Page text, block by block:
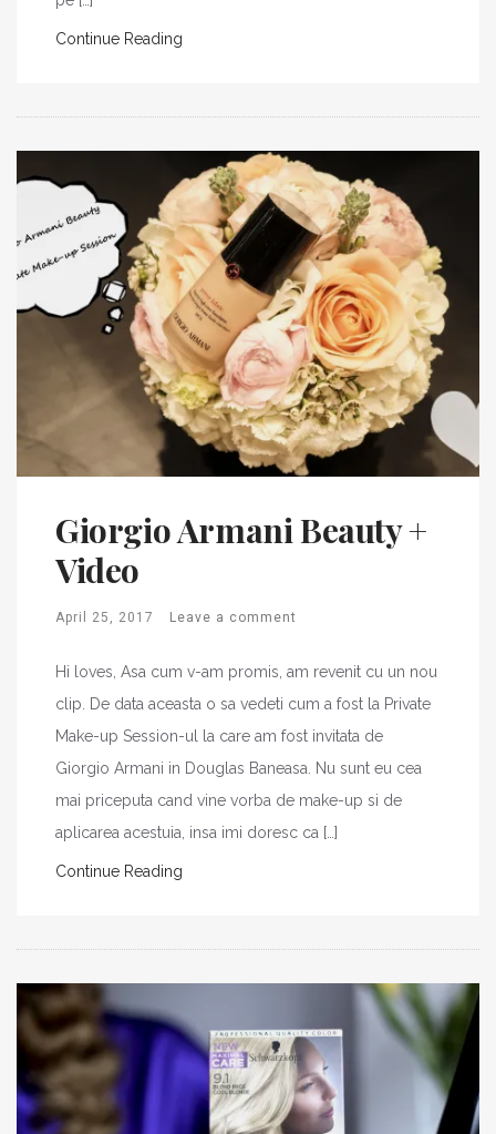
Continue Reading
Giorgio Armani Beauty +
Video
April 25, 2017 Leave a comment
Hi loves, Asa cum v-am promis, am revenit cu un nou
clip. De data aceasta o sa vedeti cum a fost la Private
Make-up Session-ul la care am fost invitata de
Giorgio Armani in Douglas Baneasa. Nu sunt eu cea
mai priceputa cand vine vorba de make-up si de
aplicarea acestuia, insa imi doresc ca […]
Continue Reading